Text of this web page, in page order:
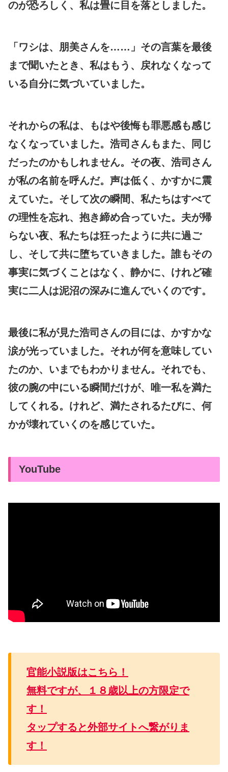
のが恐ろしく、私は畳に目を落としました。
「ワシは、朋美さんを……」その言葉を最後
まで聞いたとき、私はもう、戻れなくなって
いる自分に気づいていました。
それからの私は、もはや後悔も罪悪感も感じ
なくなっていました。浩司さんもまた、同じ
だったのかもしれません。その夜、浩司さん
が私の名前を呼んだ。声は低く、かすかに震
えていた。そして次の瞬間、私たちはすべて
の理性を忘れ、抱き締め合っていた。夫が帰
らない夜、私たちは狂ったように共に過ご
し、そして共に堕ちていきました。誰もその
事実に気づくことはなく、静かに、けれど確
実に二人は泥沼の深みに進んでいくのです。
最後に私が見た浩司さんの目には、かすかな
涙が光っていました。それが何を意味してい
たのか、いまでもわかりません。それでも、
彼の腕の中にいる瞬間だけが、唯一私を満た
してくれる。けれど、満たされるたびに、何
かが壊れていくのを感じていた。
YouTube
官能小説版はこちら！
無料ですが、１８歳以上の方限定で
す！
タップすると外部サイトへ繋がりま
す！